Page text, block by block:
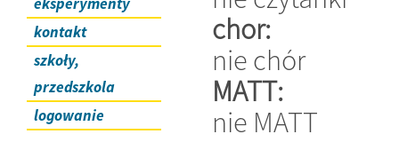
kontakt
szkoły,
przedszkola
logowanie
chor:
nie chór
MATT:
nie MATT